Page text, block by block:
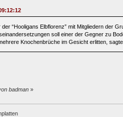
“Hooligans Elbflorenz” mit Mitgliedern der
soll einer der Gegner zu
Knochenbrüche im Gesicht erlitten,
badman»